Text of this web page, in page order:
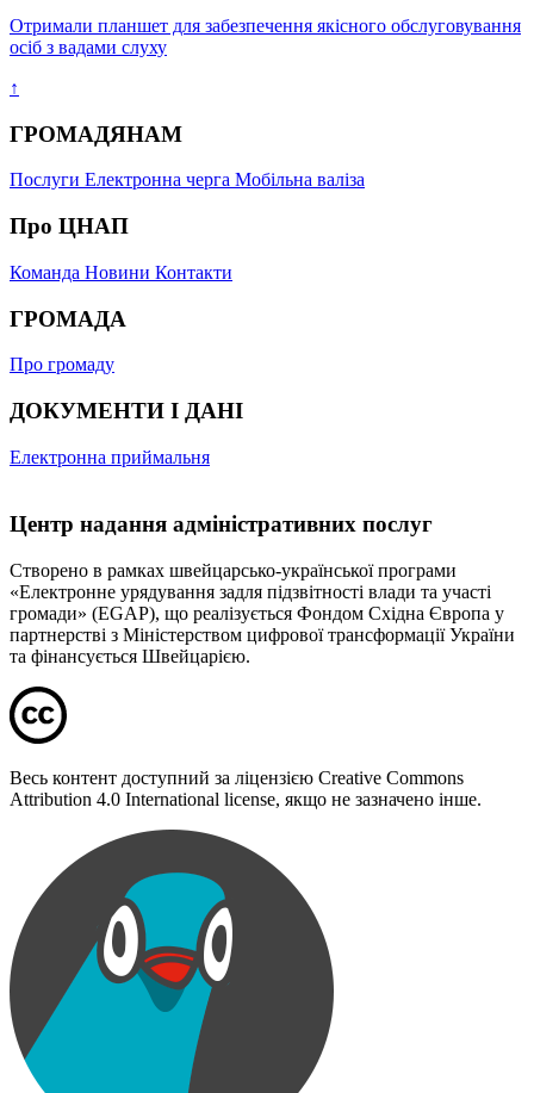
Отримали планшет для забезпечення якісного обслуговування
осіб з вадами слуху
↑
ГРОМАДЯНАМ
Послуги Електронна черга Мобільна валіза
Про ЦНАП
Команда Новини Контакти
ГРОМАДА
Про громаду
ДОКУМЕНТИ І ДАНІ
Електронна приймальня
Центр надання адміністративних послуг
Створено в рамках швейцарсько-української програми
«Електронне урядування задля підзвітності влади та участі
громади» (EGAP), що реалізується Фондом Східна Європа у
партнерстві з Міністерством цифрової трансформації України
та фінансується Швейцарією.
Весь контент доступний за ліцензією Creative Commons
Attribution 4.0 International license, якщо не зазначено інше.